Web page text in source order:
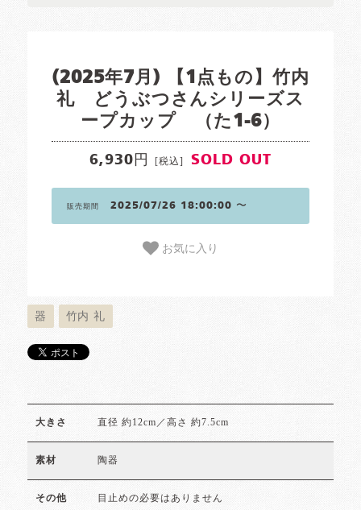
(2025年7月) 【1点もの】竹内
礼 どうぶつさんシリーズス
ープカップ （た1-6）
6,930円 [税込] SOLD OUT
販売期間 2025/07/26 18:00:00 〜
お気に入り
器 竹内 礼
大きさ 直径 約12cm／高さ 約7.5cm
素材 陶器
その他 目止めの必要はありません